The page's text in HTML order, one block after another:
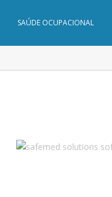
SAÚDE OCUPACIONAL